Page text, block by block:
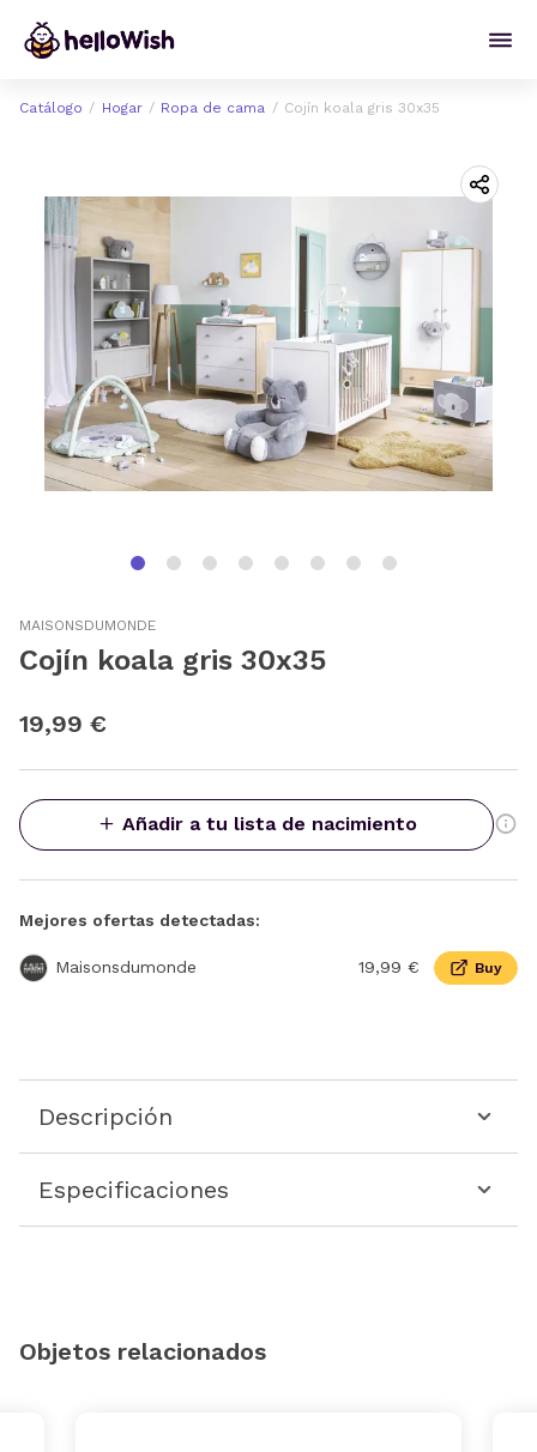
Catálogo Hogar Ropa de cama Cojín koala gris 30x35
MAISONSDUMONDE
Cojín koala gris 30x35
19,99 €
Añadir a tu lista de nacimiento
Mejores ofertas detectadas:
Maisonsdumonde 19,99 € Buy
Descripción
Especificaciones
Objetos relacionados